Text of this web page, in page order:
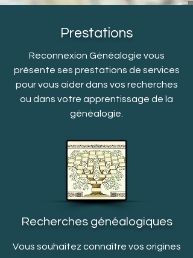
Prestations
Reconnexion Généalogie vous
présente ses prestations de services
pour vous aider dans vos recherches
ou dans votre apprentissage de la
généalogie.
Recherches généalogiques
Vous souhaitez connaître vos origines